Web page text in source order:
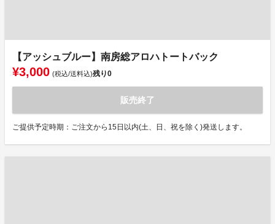
【アッシュブルー】南房総アロハトートバック
¥3,000 (税込/送料込)残り0
販売終了
ご提供予定時期：ご注文から15日以内(土、日、祝を除く)発送します。